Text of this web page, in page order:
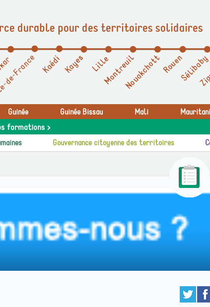
durable pour des territoires solidaires
Guinée Guinée Bissau Mali
formations >
Gouvernance citoyenne des territoires